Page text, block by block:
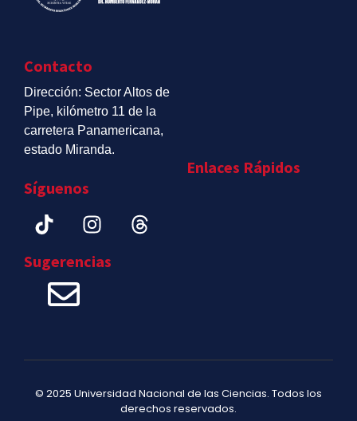
Contacto
Dirección: Sector Altos de
Pipe, kilómetro 11 de la
carretera Panamericana,
estado Miranda.
Síguenos
Sugerencias
Enlaces Rápidos
© 2025 Universidad Nacional de las Ciencias. Todos los
derechos reservados.